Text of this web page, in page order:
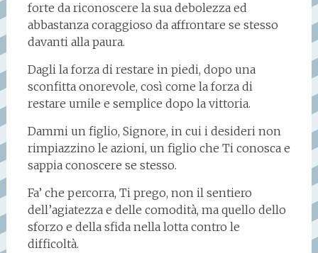
forte da riconoscere la sua debolezza ed
abbastanza coraggioso da affrontare se stesso
davanti alla paura.
Dagli la forza di restare in piedi, dopo una
sconfitta onorevole, così come la forza di
restare umile e semplice dopo la vittoria.
Dammi un figlio, Signore, in cui i desideri non
rimpiazzino le azioni, un figlio che Ti conosca e
sappia conoscere se stesso.
Fa’ che percorra, Ti prego, non il sentiero
dell’agiatezza e delle comodità, ma quello dello
sforzo e della sfida nella lotta contro le
difficoltà.